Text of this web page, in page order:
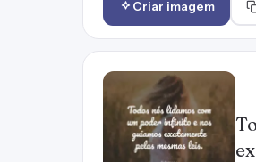
Criar imagem